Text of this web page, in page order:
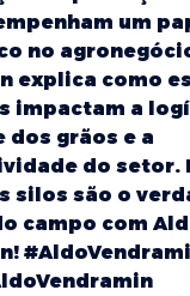
um
no
explica como
impactam a
dos grãos e a
do setor.
silos são o
campo com